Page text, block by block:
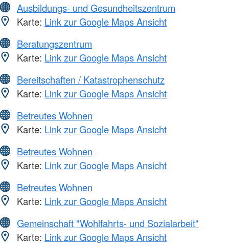
Ausbildungs- und Gesundheitszentrum
Karte: Link zur Google Maps Ansicht
Beratungszentrum
Karte: Link zur Google Maps Ansicht
Bereitschaften / Katastrophenschutz
Karte: Link zur Google Maps Ansicht
Betreutes Wohnen
Karte: Link zur Google Maps Ansicht
Betreutes Wohnen
Karte: Link zur Google Maps Ansicht
Betreutes Wohnen
Karte: Link zur Google Maps Ansicht
Gemeinschaft "Wohlfahrts- und Sozialarbeit"
Karte: Link zur Google Maps Ansicht